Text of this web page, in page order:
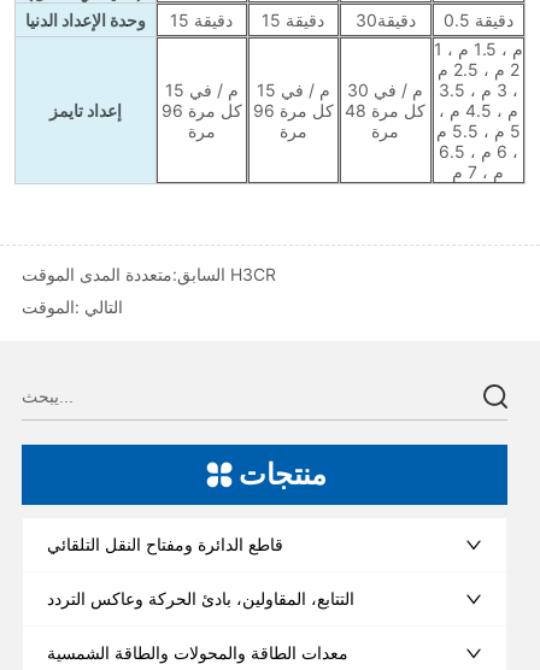
السابق: متعددة المدى الموقت H3CR
التالي :الموقت
منتجات
قاطع الدائرة ومفتاح النقل التلقائي
التتابع، المقاولين، بادئ الحركة وعاكس التردد
معدات الطاقة والمحولات والطاقة الشمسية